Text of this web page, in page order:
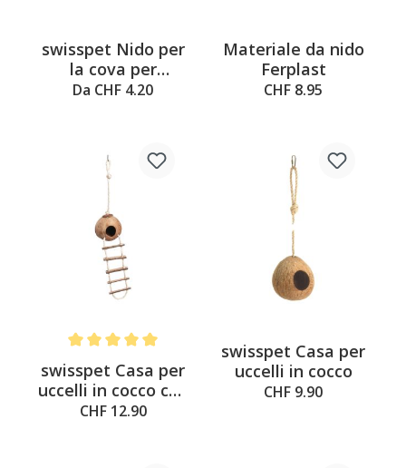
swisspet Nido per
la cova per
canarini ed esotici
Da CHF 4.20
Materiale da nido
Ferplast
CHF 8.95
Average rating of 5 out of 5 stars
swisspet Casa per
uccelli in cocco con
scala
CHF 12.90
swisspet Casa per
uccelli in cocco
CHF 9.90